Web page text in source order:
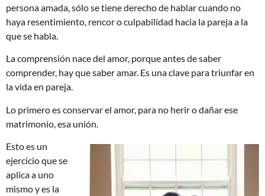
persona amada, sólo se tiene derecho de hablar cuando no
haya resentimiento, rencor o culpabilidad hacia la pareja a la
que se habla.
La comprensión nace del amor, porque antes de saber
comprender, hay que saber amar. Es una clave para triunfar en
la vida en pareja.
Lo primero es conservar el amor, para no herir o dañar ese
matrimonio, esa unión.
Esto es un
ejercicio que se
aplica a uno
mismo y es la